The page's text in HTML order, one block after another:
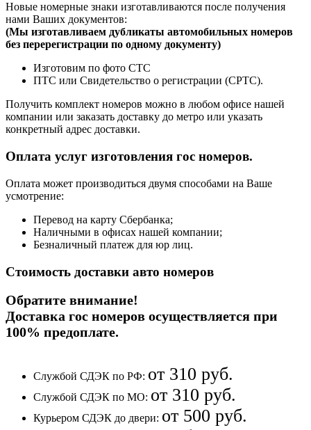
Новые номерные знаки изготавливаются после получения
нами Ваших документов:
(Мы изготавливаем дубликаты автомобильных номеров
без перерегистрации по одному документу)
Изготовим по фото СТС
ПТС или Свидетельство о регистрации (СРТС).
Получить комплект номеров можно в любом офисе нашей
компании или заказать доставку до метро или указать
конкретный адрес доставки.
Оплата услуг изготовления гос номеров.
Оплата может производиться двумя способами на Ваше
усмотрение:
Перевод на карту Сбербанка;
Наличными в офисах нашей компании;
Безналичный платеж для юр лиц.
Стоимость доставки авто номеров
Обратите внимание!
Доставка гос номеров осуществляется при
100% предоплате.
Службой СДЭК по РФ: от 310 руб.
Службой СДЭК по МО: от 310 руб.
Курьером СДЭК до двери: от 500 руб.